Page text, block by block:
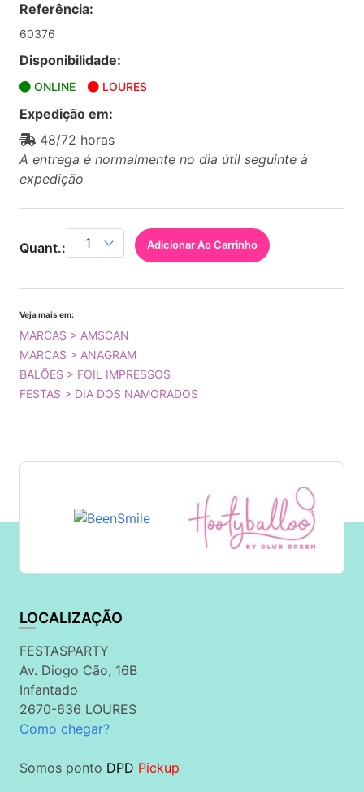
Referência:
60376
Disponibilidade:
ONLINE LOURES
Expedição em:
48/72 horas
A entrega é normalmente no dia útil seguinte à
expedição
Quant.: Adicionar Ao Carrinho
Veja mais em:
MARCAS > AMSCAN
MARCAS > ANAGRAM
BALÕES > FOIL IMPRESSOS
FESTAS > DIA DOS NAMORADOS
LOCALIZAÇÃO
FESTASPARTY
Av. Diogo Cão, 16B
Infantado
2670-636 LOURES
Como chegar?
Somos ponto DPD Pickup